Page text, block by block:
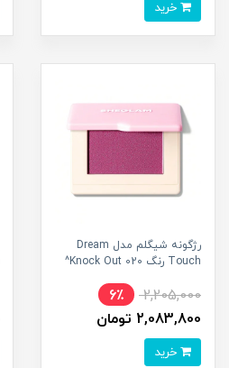
رژگونه شیگلم مدل Dream
Touch رنگ 020 Knock Out^
2,205,000
6٪
2,083,800 تومان